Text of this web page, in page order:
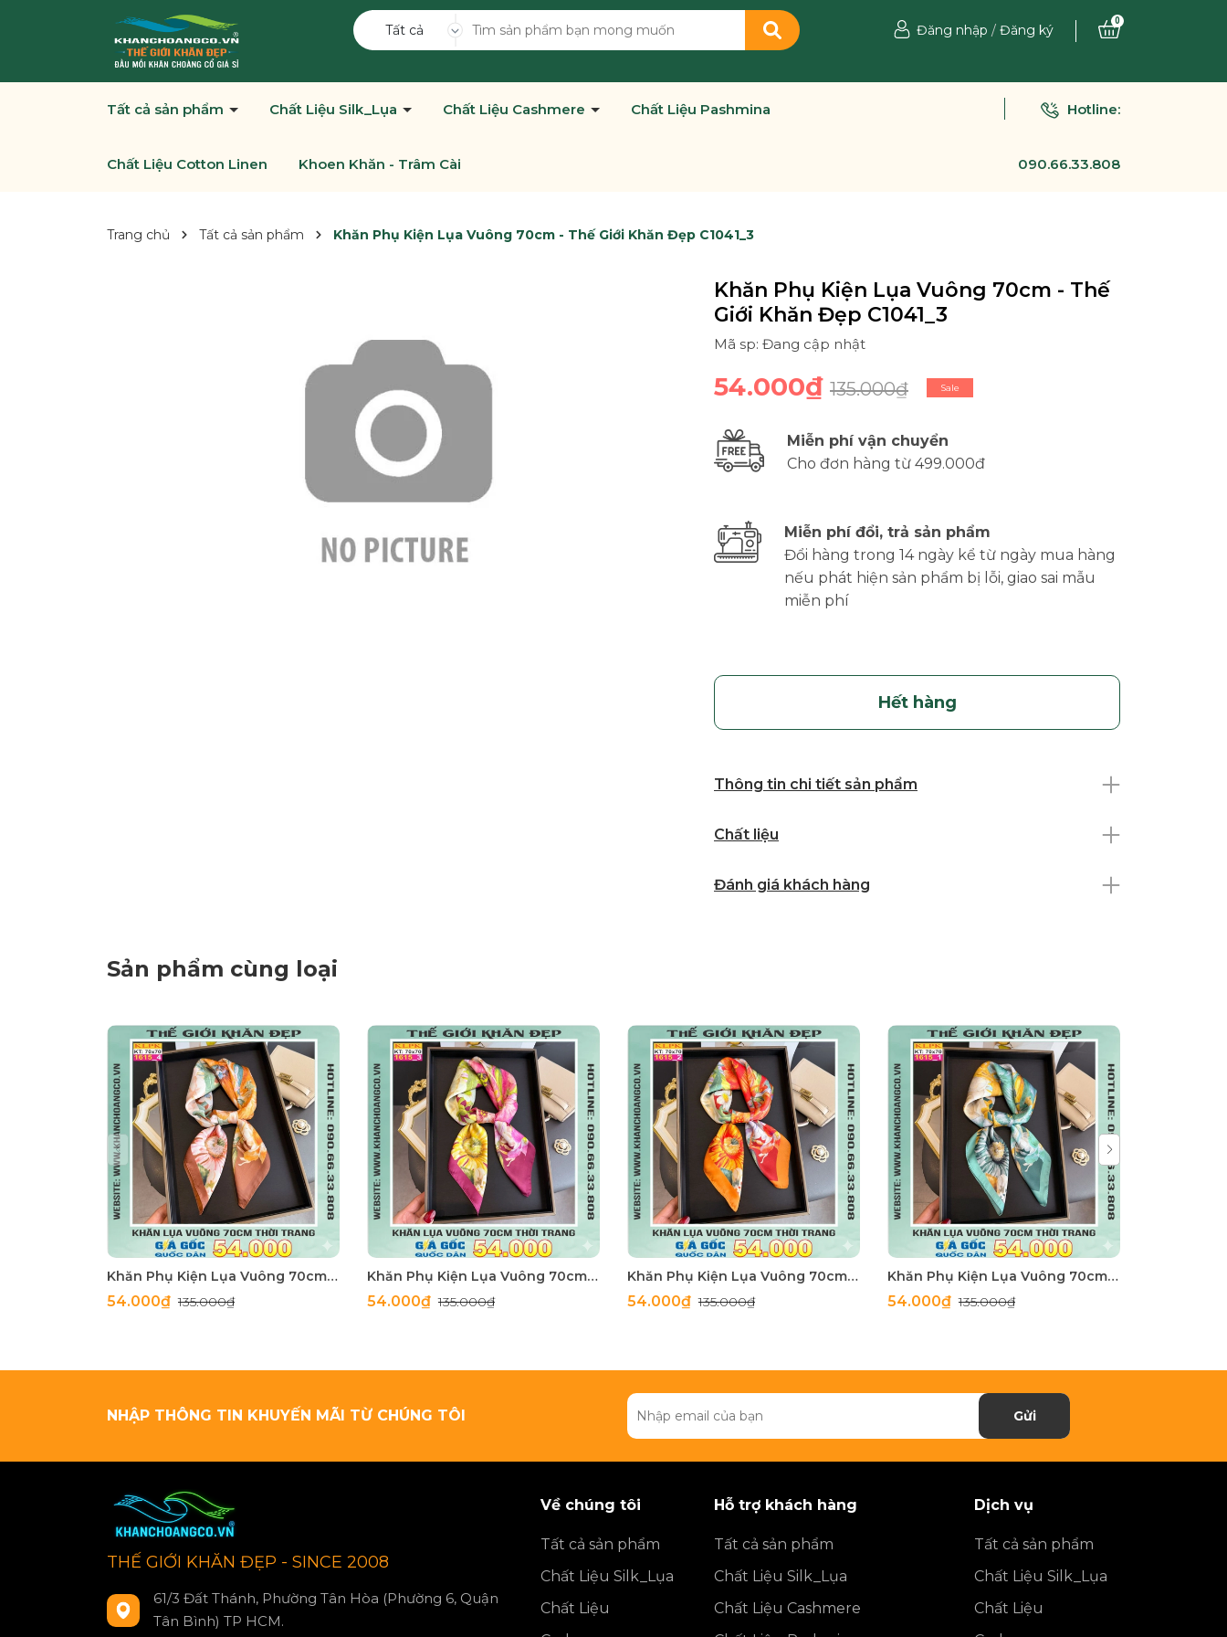
Tất cả Đăng nhập / Đăng ký
0
Tất cả sản phẩm Chất Liệu Silk_Lụa Chất Liệu Cashmere Chất Liệu Pashmina
Chất Liệu Cotton Linen Khoen Khăn - Trâm Cài
Hotline:
090.66.33.808
Trang chủ Tất cả sản phẩm Khăn Phụ Kiện Lụa Vuông 70cm - Thế Giới Khăn Đẹp C1041_3
Khăn Phụ Kiện Lụa Vuông 70cm - Thế
Giới Khăn Đẹp C1041_3
Mã sp: Đang cập nhật
54.000₫ 135.000₫ Sale
Miễn phí vận chuyển
Cho đơn hàng từ 499.000đ
Miễn phí đổi, trả sản phẩm
Đổi hàng trong 14 ngày kể từ ngày mua hàng
nếu phát hiện sản phẩm bị lỗi, giao sai mẫu
miễn phí
Hết hàng
Thông tin chi tiết sản phẩm
Chất liệu
Đánh giá khách hàng
Sản phẩm cùng loại
Khăn Phụ Kiện Lụa Vuông 70cm - Thế Giới Khăn Đẹp C1062_4
54.000₫135.000₫
Khăn Phụ Kiện Lụa Vuông 70cm - Thế Giới Khăn Đẹp C1062_3
54.000₫135.000₫
Khăn Phụ Kiện Lụa Vuông 70cm - Thế Giới Khăn Đẹp C1062_2
54.000₫135.000₫
Khăn Phụ Kiện Lụa Vuông 70cm - Thế Giới Khăn Đẹp C1062_1
54.000₫135.000₫
NHẬP THÔNG TIN KHUYẾN MÃI TỪ CHÚNG TÔI Gửi
THẾ GIỚI KHĂN ĐẸP - SINCE 2008
61/3 Đất Thánh, Phường Tân Hòa (Phường 6, Quận
Tân Bình) TP HCM.
Về chúng tôi
Tất cả sản phẩm
Chất Liệu Silk_Lụa
Chất Liệu
Hỗ trợ khách hàng
Tất cả sản phẩm
Chất Liệu Silk_Lụa
Chất Liệu Cashmere
Dịch vụ
Tất cả sản phẩm
Chất Liệu Silk_Lụa
Chất Liệu